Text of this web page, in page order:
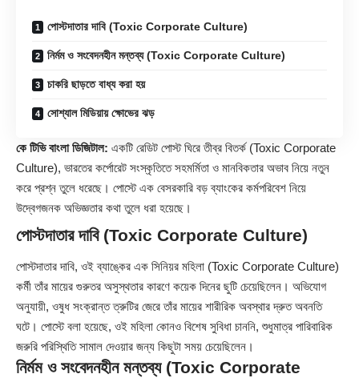
পোস্টদাতার দাবি (Toxic Corporate Culture)
নির্মম ও সংবেদনহীন মন্তব্য (Toxic Corporate Culture)
চাকরি ছাড়তে বাধ্য করা হয়
সোশ্যাল মিডিয়ায় ক্ষোভের ঝড়
কে টিভি বাংলা ডিজিটাল: একটি রেডিট পোস্ট ঘিরে তীব্র বিতর্ক (Toxic Corporate
Culture), ভারতের কর্পোরেট সংস্কৃতিতে সহমর্মিতা ও মানবিকতার অভাব নিয়ে নতুন
করে প্রশ্ন তুলে ধরেছে। পোস্টে এক বেসরকারি বড় ব্যাংকের কর্মপরিবেশ নিয়ে
উদ্বেগজনক অভিজ্ঞতার কথা তুলে ধরা হয়েছে।
পোস্টদাতার দাবি (Toxic Corporate Culture)
পোস্টদাতার দাবি, ওই ব্যাঙ্কের এক সিনিয়র মহিলা (Toxic Corporate Culture)
কর্মী তাঁর মায়ের গুরুতর অসুস্থতার কারণে কয়েক দিনের ছুটি চেয়েছিলেন। অভিযোগ
অনুযায়ী, ওষুধ সংক্রান্ত ত্রুটির জেরে তাঁর মায়ের শারীরিক অবস্থার দ্রুত অবনতি
ঘটে। পোস্টে বলা হয়েছে, ওই মহিলা কোনও বিশেষ সুবিধা চাননি, শুধুমাত্র পারিবারিক
জরুরি পরিস্থিতি সামাল দেওয়ার জন্য কিছুটা সময় চেয়েছিলেন।
নির্মম ও সংবেদনহীন মন্তব্য (Toxic Corporate